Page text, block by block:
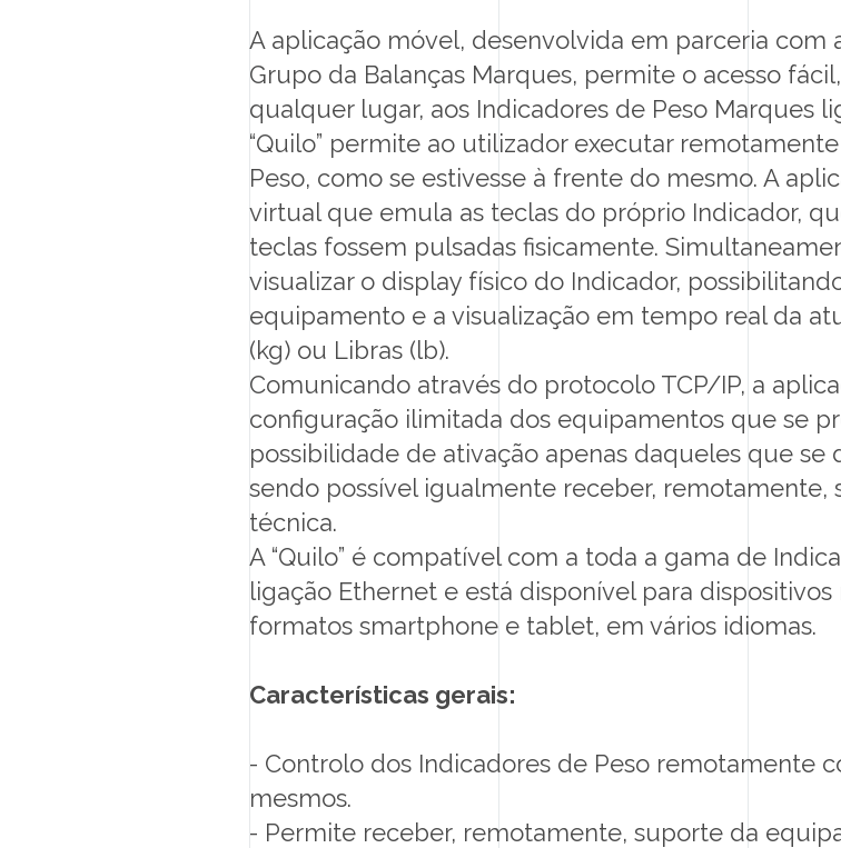
SUPORTE
MARQUES ACADEMY
LIVRO DE RECLAMAÇÕES
A aplicação móvel, desenvolvida em parceria com
Grupo da Balanças Marques, permite o acesso
qualquer lugar, aos Indicadores de Peso Marques
“Quilo” permite ao utilizador executar
Peso, como se estivesse à frente do mesmo. A
virtual que emula as teclas do próprio Indicador,
teclas fossem pulsadas fisicamente.
visualizar o display físico do Indicador,
equipamento e a visualização em tempo real da
(kg) ou Libras (lb).
Comunicando através do protocolo TCP/IP, a
configuração ilimitada dos equipamentos que se
possibilidade de ativação apenas daqueles que se
sendo possível igualmente receber, remotamente,
técnica.
A “Quilo” é compatível com a toda a gama de
ligação Ethernet e está disponível para
formatos smartphone e tablet, em vários idiomas.
Características gerais:
- Controlo dos Indicadores de Peso remotamente
mesmos.
- Permite receber, remotamente, suporte da